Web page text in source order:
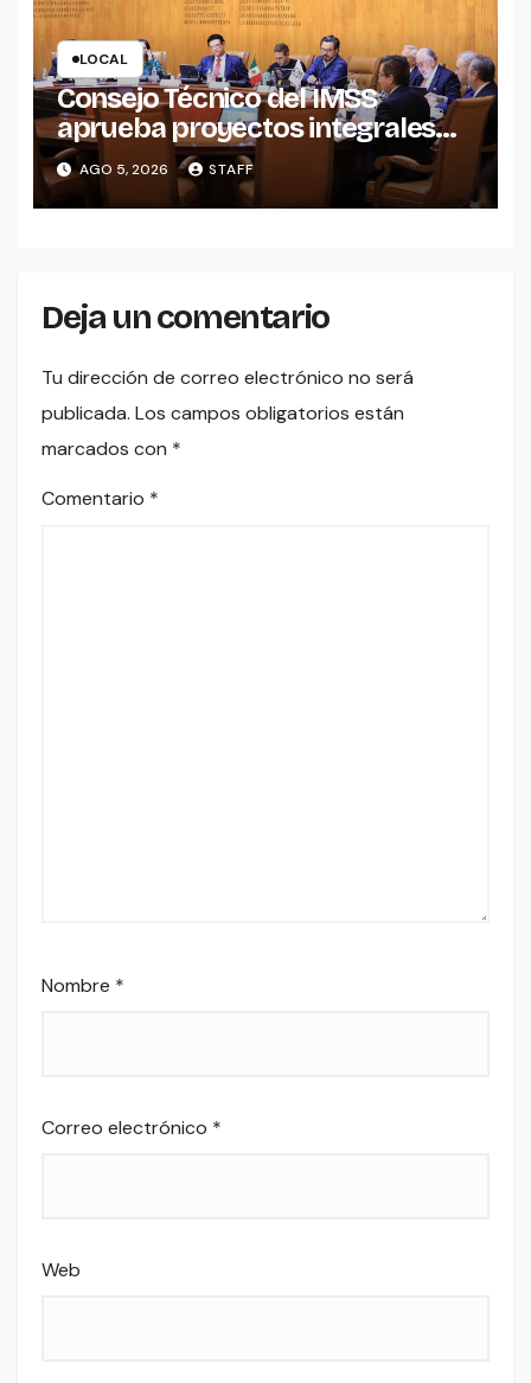
LOCAL
Consejo Técnico del IMSS
aprueba proyectos integrales
para construcción de tres UMF
en Michoacán y Estado de
México
AGO 5, 2026 STAFF
Deja un comentario
Tu dirección de correo electrónico no será
publicada. Los campos obligatorios están
marcados con *
Comentario *
Nombre *
Correo electrónico *
Web